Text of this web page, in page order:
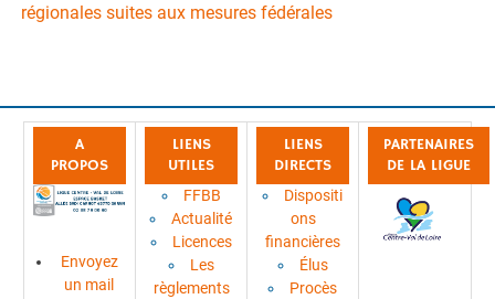
régionales suites aux mesures fédérales
A
PROPOS
Envoyez
un mail
LIENS
UTILES
FFBB
Actualité
Licences
Les
règlements
LIENS
DIRECTS
Dispositi
ons
financières
Élus
Procès
PARTENAIRES
DE LA LIGUE